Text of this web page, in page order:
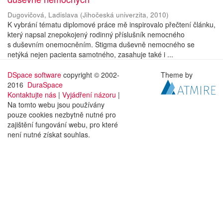
Dugovičová, Ladislava (Jihočeská univerzita, 2010)
K vybrání tématu diplomové práce mě inspirovalo přečtení článku,
který napsal znepokojený rodinný příslušník nemocného
s duševním onemocněním. Stigma duševně nemocného se
netýká nejen pacienta samotného, zasahuje také i ...
DSpace software copyright © 2002-
2016 DuraSpace
Kontaktujte nás | Vyjádření názoru |
Na tomto webu jsou používány
pouze cookies nezbytně nutné pro
zajištění fungování webu, pro které
není nutné získat souhlas.
Theme by